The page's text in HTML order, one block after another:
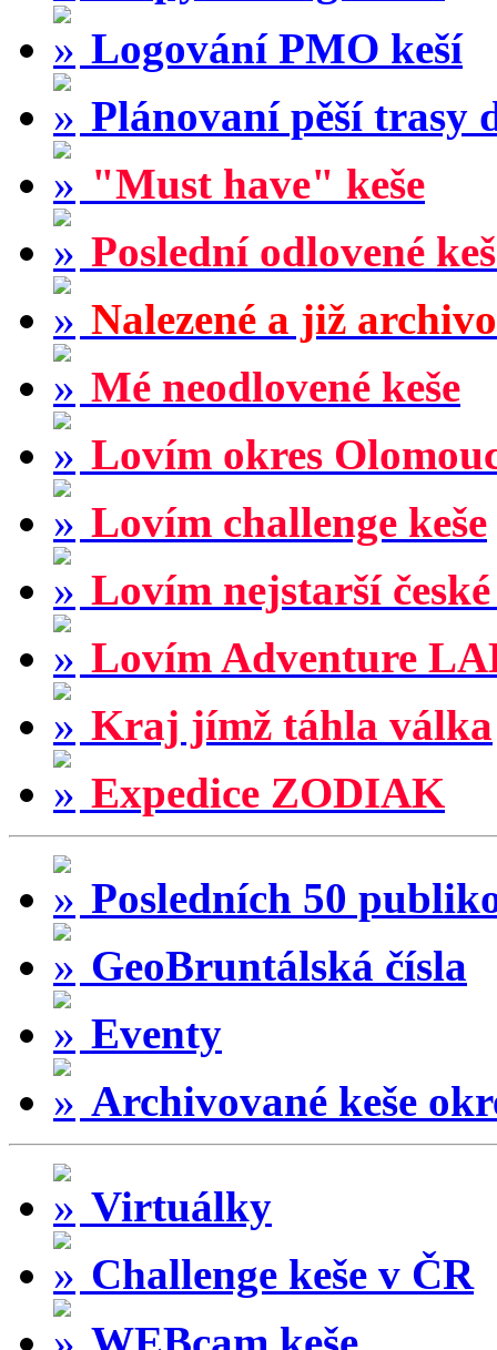
Logování PMO keší
Plánovaní pěší trasy
"Must have" keše
Poslední odlovené
Nalezené a již
Mé neodlovené keše
Lovím okres
Lovím challenge keše
Lovím nejstarší české
Lovím Adventure
Kraj jímž táhla válka
Expedice ZODIAK
Posledních 50
GeoBruntálská čísla
Eventy
Archivované keše
Virtuálky
Challenge keše v ČR